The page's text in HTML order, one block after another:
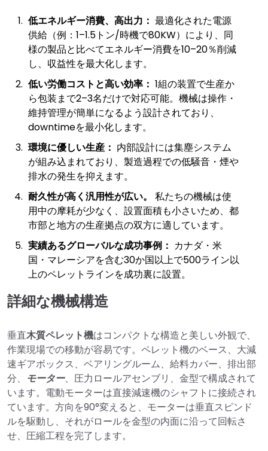
低エネルギー消費、高出力： 最適化された電源
供給（例：1–1.5トン/時機で80KW）により、同
様の製品と比べてエネルギー消費を10–20％削減
し、収益性を最大化します。
低い労働コストと高い効率： 1組の装置で生産か
ら包装まで2–3名だけで対応可能。機械は操作・
維持管理が簡単になるよう設計されており、
downtimeを最小化します。
環境に優しい生産： 内部設計には集塵システム
が組み込まれており、製造過程での低騒音・煙や
排水の発生を抑えます。
耐久性が高く汎用性が広い。
私たちの機械は使
用中の摩耗が少なく、設置面積も小さいため、都
市部と地方の生産拠点の双方に適しています。
実績あるグローバルな成功事例： カナダ・米
国・マレーシアを含む30か国以上で500ライン以
上のペレットラインを成功裏に設置。
詳細な機械構造
垂直木質ペレット機はコンパクトな構造と美しい外観で、
作業現場での移動が容易です。ペレット機のベース、大減
速ギアボックス、ベアリングルーム、給料カバー、排出部
分、 モーター、圧力ロールアセンブリ、金型で構成されて
います。電動モーターは直接減速機のシャフトに接続され
ています。方向を90°変えると、モーターは垂直スピンド
ルを駆動し、それがロールを金型の内面に沿って回転さ
せ、圧縮工程を完了します。